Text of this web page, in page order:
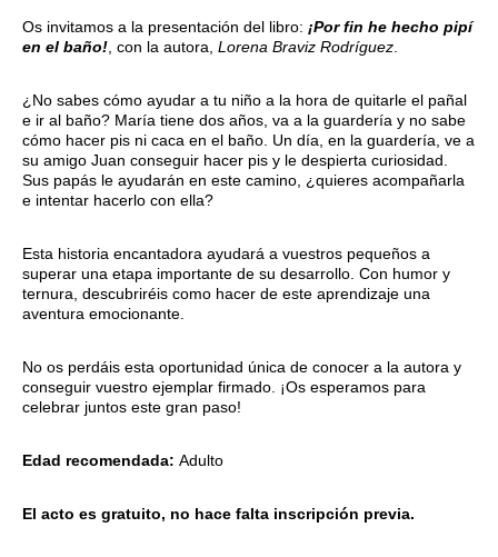
Os invitamos a la presentación del libro: ¡Por fin he hecho pipí
en el baño!, con la autora, Lorena Braviz Rodríguez.
¿No sabes cómo ayudar a tu niño a la hora de quitarle el pañal
e ir al baño? María tiene dos años, va a la guardería y no sabe
cómo hacer pis ni caca en el baño. Un día, en la guardería, ve a
su amigo Juan conseguir hacer pis y le despierta curiosidad.
Sus papás le ayudarán en este camino, ¿quieres acompañarla
e intentar hacerlo con ella?
Esta historia encantadora ayudará a vuestros pequeños a
superar una etapa importante de su desarrollo. Con humor y
ternura, descubriréis como hacer de este aprendizaje una
aventura emocionante.
No os perdáis esta oportunidad única de conocer a la autora y
conseguir vuestro ejemplar firmado. ¡Os esperamos para
celebrar juntos este gran paso!
Edad recomendada: Adulto
El acto es gratuito, no hace falta inscripción previa.